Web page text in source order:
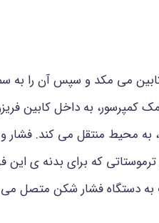
کابین می مکد و سپس آن را
کمپرسور، به داخل کابین
محیط منتقل می کند. فشار و
که برای بدنه ی این
دستگاه فشار شکن متصل می